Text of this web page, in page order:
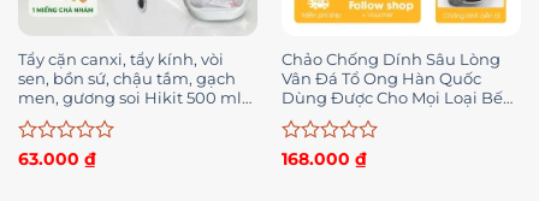
Tẩy cặn canxi, tẩy kính, vòi
sen, bồn sứ, chậu tắm, gạch
men, gương soi Hikit 500 ml
[Mua 1 tặng 2]
Được
63.000 ₫
Chảo Chống Dính Sâu Lòng
Vân Đá Tổ Ong Hàn Quốc
Dùng Được Cho Mọi Loại Bếp
Chất Liệu Inox 3 Lớp Cao Cấp
Tiện Dụng
Được
168.000 ₫